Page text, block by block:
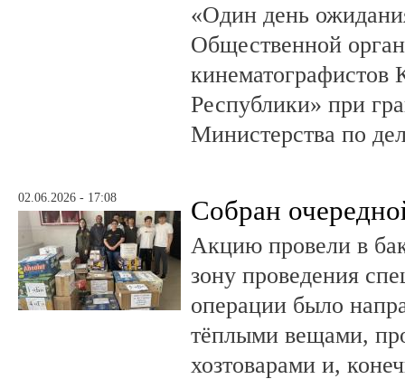
«Один день
Общественной
кинематографистов
Республики» при
Министерства по
02.06.2026 - 17:08 Собран
Акцию провели в
зону проведения
операции было
тёплыми вещами,
хозтоварами и,